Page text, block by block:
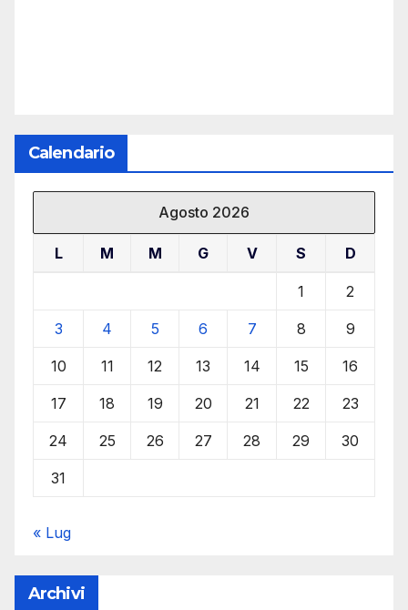
Calendario
Agosto 2026
L M M G V S D
1 2
3 4 5 6 7 8 9
10 11 12 13 14 15 16
17 18 19 20 21 22 23
24 25 26 27 28 29 30
31
« Lug
Archivi